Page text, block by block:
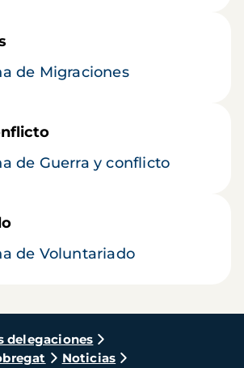
de Migraciones
de Guerra y conflicto
de Voluntariado
delegaciones
Noticias